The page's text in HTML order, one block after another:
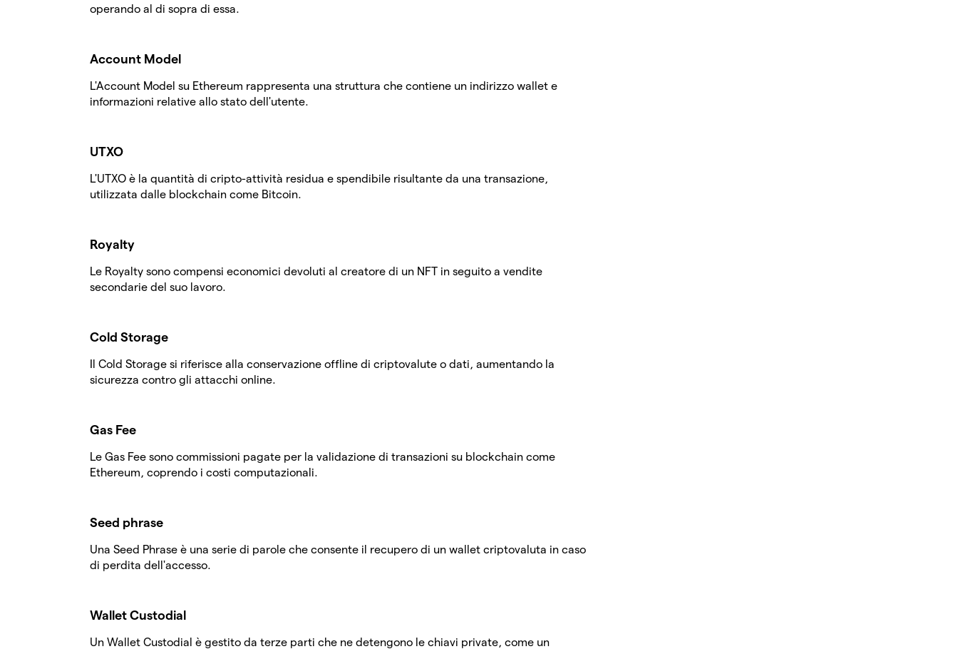
operando al di sopra di essa.
Account Model
L'Account Model su Ethereum rappresenta una struttura che contiene un indirizzo wallet e
informazioni relative allo stato dell'utente.
UTXO
L'UTXO è la quantità di cripto-attività residua e spendibile risultante da una transazione,
utilizzata dalle blockchain come Bitcoin.
Royalty
Le Royalty sono compensi economici devoluti al creatore di un NFT in seguito a vendite
secondarie del suo lavoro.
Cold Storage
Il Cold Storage si riferisce alla conservazione offline di criptovalute o dati, aumentando la
sicurezza contro gli attacchi online.
Gas Fee
Le Gas Fee sono commissioni pagate per la validazione di transazioni su blockchain come
Ethereum, coprendo i costi computazionali.
Seed phrase
Una Seed Phrase è una serie di parole che consente il recupero di un wallet criptovaluta in caso
di perdita dell'accesso.
Wallet Custodial
Un Wallet Custodial è gestito da terze parti che ne detengono le chiavi private, come un